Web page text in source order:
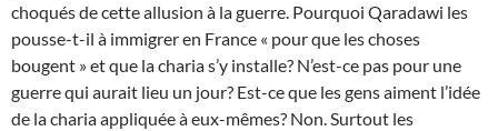
choqués de cette allusion à la guerre. Pourquoi Qaradawi les
pousse-t-il à immigrer en France « pour que les choses
bougent » et que la charia s’y installe? N’est-ce pas pour une
guerre qui aurait lieu un jour? Est-ce que les gens aiment l’idée
de la charia appliquée à eux-mêmes? Non. Surtout les